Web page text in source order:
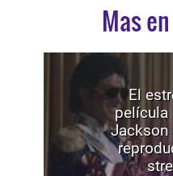
Mas
El
película
Jackson